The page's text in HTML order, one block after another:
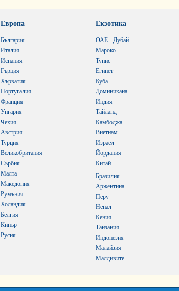
Европа
България
Италия
Испания
Гърция
Хърватия
Португалия
Франция
Унгария
Чехия
Австрия
Турция
Великобритания
Сърбия
Малта
Македония
Румъния
Холандия
Белгия
Кипър
Русия
Екзотика
ОАЕ - Дубай
Мароко
Тунис
Египет
Куба
Доминикана
Индия
Тайланд
Камбоджа
Виетнам
Израел
Йордания
Китай
Бразилия
Аржентина
Перу
Непал
Кения
Танзания
Индонезия
Малайзия
Малдивите